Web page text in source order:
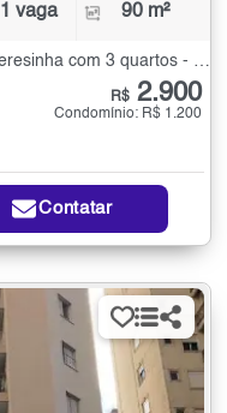
1 vaga 90 m²
R$ 2.900
Condomínio: R$ 1.200
Contatar